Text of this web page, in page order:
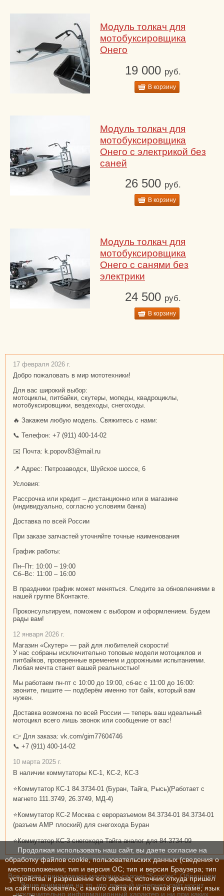
Модуль толкач для
мотобуксировщика
Онего
19 000 руб.
В корзину
Модуль толкач для
мотобуксировщика
Онего с электрикой без
саней
26 500 руб.
В корзину
Модуль толкач для
мотобуксировщика
Онего с санями без
электрики
24 500 руб.
В корзину
17 февраля 2026 г.
Добро пожаловать в мир мототехники!
Для вас широкий выбор:
мотоциклы, питбайки, скутеры, мопеды, квадроциклы,
мотобуксировщики, вездеходы, снегоходы.
🔥 Закажем любую модель. Свяжитесь с нами:
📞 Телефон: +7 (911) 400-14-02
✉️ Почта: k.popov83@mail.ru
📍 Адрес: Петрозаводск, Шуйское шоссе, 6
Условия:
Рассрочка или кредит – дистанционно или в магазине
(индивидуально, согласно условиям банка)
Доставка по всей России
При заказе запчастей уточняйте точные наименования
График работы:
Пн–Пт: 10:00 – 19:00
Сб–Вс: 11:00 – 16:00
В праздники график может меняться. Следите за обновлениями в
нашей группе ВКонтакте.
Проконсультируем, поможем с выбором и оформлением. Будем
рады вам!
12 января 2026 г.
Магазин «Скутер» — рай для любителей скорости!
У нас собраны исключительно топовые модели мотоциклов и
питбайков, проверенные временем и дорожными испытаниями.
Любая мечта станет вашей реальностью!
Мы работаем пн-пт с 10:00 до 19:00, сб-вс с 11:00 до 16:00:
звоните, пишите — подберём именно тот байк, который вам
нужен.
Доставка возможна по всей России — теперь ваш идеальный
мотоцикл всего лишь звонок или сообщение от вас!
👉 Для заказа: vk.com/gim77604746
📞 +7 (911) 400-14-02
10 марта 2025 г.
В наличии коммутаторы КС-1, КС-2, КС-3
⭐Коммутатор КС-1 84.3734-01 (Буран, Тайга, Рысь)(Работает с
магнето 111.3749, 26.3749, МД-4)
⭐Коммутатор КС-2 Москва с евроразъемом 84.3734-01 84.3734-01
(разъем АМР плоский) для снегохода Буран
⭐Коммутатор КС-3 снегохода Тайга аналог для 84.3734-09
Все права принадлежат магазину-салону "Scooter". Обращаем
Ваше внимание на то, что данный интернет-сайт носит
исключительно информационный характер и ни при каких
Продолжая использовать наш сайт, вы даете согласие на
обработку файлов cookie, пользовательских данных (сведения о
местоположении; тип и версия ОС; тип и версия Браузера; тип
устройства и разрешение его экрана; источник откуда пришел
на сайт пользователь; с какого сайта или по какой рекламе; язык